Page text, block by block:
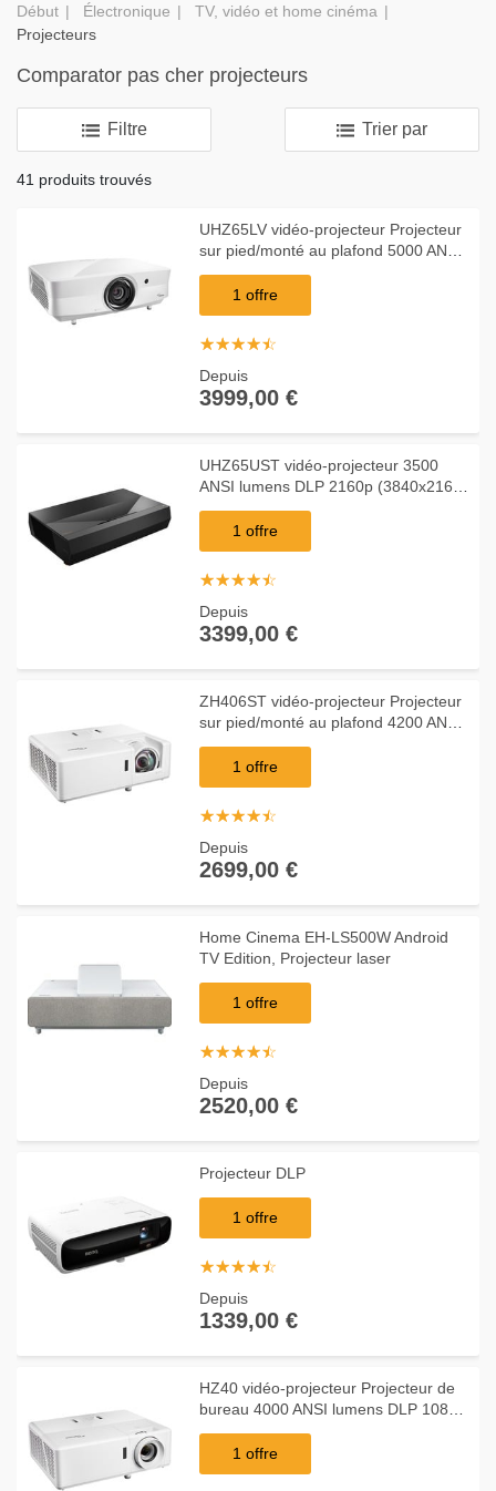
Début Électronique
TV, vidéo et home cinéma
Projecteurs
Comparator pas cher projecteurs
Filtre Trier par
41 produits trouvés
UHZ65LV vidéo-projecteur Projecteur
sur pied/monté au plafond 5000 ANSI
lumens DMD DCI 4K (4096 x 2160)
Compatibilité 3D Blanc, Projecteur
laser
1 offre
☆☆☆☆☆
★★★★★
Depuis
3999,00 €
UHZ65UST vidéo-projecteur 3500
ANSI lumens DLP 2160p (3840x2160)
Compatibilité 3D Projecteur de bureau
Noir, Projecteur laser
1 offre
☆☆☆☆☆
★★★★★
Depuis
3399,00 €
ZH406ST vidéo-projecteur Projecteur
sur pied/monté au plafond 4200 ANSI
lumens DLP 1080p (1920x1080)
Compatibilité 3D Blanc, Projecteur
laser
1 offre
☆☆☆☆☆
★★★★★
Depuis
2699,00 €
Home Cinema EH-LS500W Android
TV Edition, Projecteur laser
1 offre
☆☆☆☆☆
★★★★★
Depuis
2520,00 €
Projecteur DLP
1 offre
☆☆☆☆☆
★★★★★
Depuis
1339,00 €
HZ40 vidéo-projecteur Projecteur de
bureau 4000 ANSI lumens DLP 1080p
(1920x1080) Compatibilité 3D Blanc,
Projecteur laser
1 offre